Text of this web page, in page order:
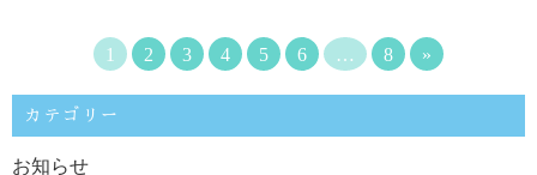
1 2 3 4 5 6 … 8 »
カテゴリー
お知らせ